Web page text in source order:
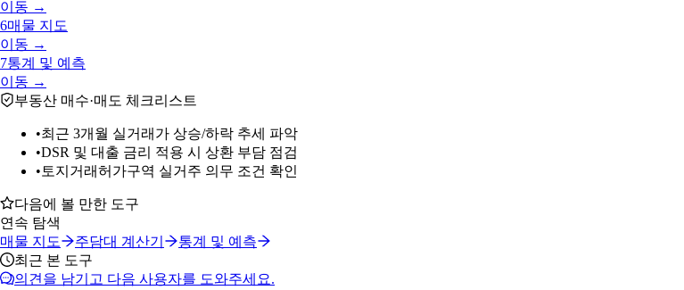
이동 →
6매물 지도
이동 →
7통계 및 예측
이동 →
부동산 매수·매도 체크리스트
•최근 3개월 실거래가 상승/하락 추세 파악
•DSR 및 대출 금리 적용 시 상환 부담 점검
• 토지거래허가구역 실거주 의무 조건 확인
다음에 볼 만한 도구
연속 탐색
매물 지도
주담대 계산기
통계 및 예측
최근 본 도구
의견을 남기고 다음 사용자를 도와주세요.